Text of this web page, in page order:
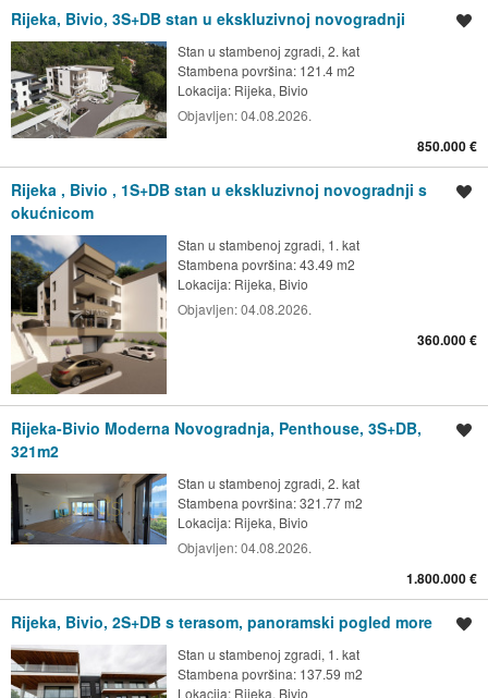
Rijeka, Bivio, 3S+DB stan u ekskluzivnoj novogradnji
Stan u stambenoj zgradi, 2. kat
Stambena površina: 121.4 m2
Lokacija: Rijeka, Bivio
Objavljen:04.08.2026.
850.000 €
Rijeka , Bivio , 1S+DB stan u ekskluzivnoj novogradnji s
okućnicom
Stan u stambenoj zgradi, 1. kat
Stambena površina: 43.49 m2
Lokacija: Rijeka, Bivio
Objavljen:04.08.2026.
360.000 €
Rijeka-Bivio Moderna Novogradnja, Penthouse, 3S+DB,
321m2
Stan u stambenoj zgradi, 2. kat
Stambena površina: 321.77 m2
Lokacija: Rijeka, Bivio
Objavljen:04.08.2026.
1.800.000 €
Rijeka, Bivio, 2S+DB s terasom, panoramski pogled more
Stan u stambenoj zgradi, 1. kat
Stambena površina: 137.59 m2
Lokacija: Rijeka, Bivio